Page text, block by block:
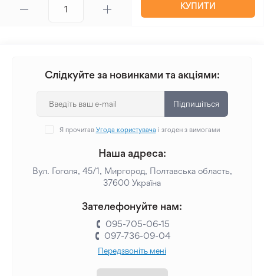
КУПИТИ
Слідкуйте за новинками та акціями:
Підпишіться
Я прочитав Угода користувача і згоден з вимогами
Наша адреса:
Вул. Гоголя, 45/1, Миргород, Полтавська область,
37600 Україна
Зателефонуйте нам:
095-705-06-15
097-736-09-04
Передзвоніть мені